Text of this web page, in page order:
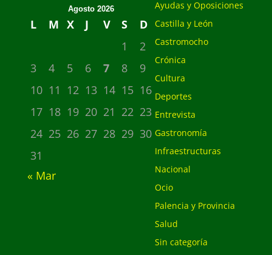
Agosto 2026
L M X J V S
D
1
2
3
4 5 6 7 8
9
10 11 12 13 14 15 16
17 18 19 20 21 22 23
24 25 26 27 28 29 30
31
« Mar
Ayudas y Oposiciones
Castilla y León
Castromocho
Crónica
Cultura
Deportes
Entrevista
Gastronomía
Infraestructuras
Nacional
Ocio
Palencia y Provincia
Salud
Sin categoría